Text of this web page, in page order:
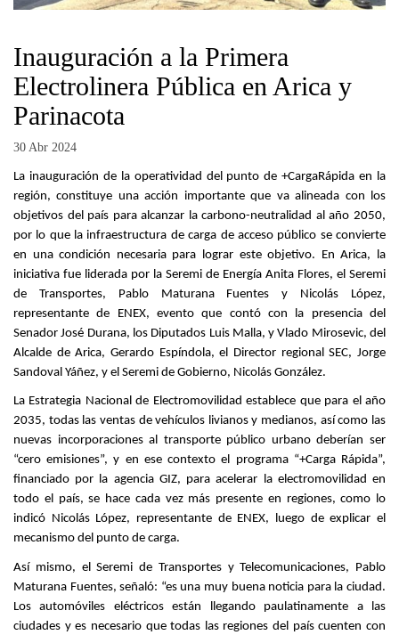
Inauguración a la Primera
Electrolinera Pública en Arica y
Parinacota
30 Abr 2024
La inauguración de la operatividad del punto de +CargaRápida en la
región, constituye una acción importante que va alineada con los
objetivos del país para alcanzar la carbono-neutralidad al año 2050,
por lo que la infraestructura de carga de acceso público se convierte
en una condición necesaria para lograr este objetivo. En Arica, la
iniciativa fue liderada por la Seremi de Energía Anita Flores, el Seremi
de Transportes, Pablo Maturana Fuentes y Nicolás López,
representante de ENEX, evento que contó con la presencia del
Senador José Durana, los Diputados Luis Malla, y Vlado Mirosevic, del
Alcalde de Arica, Gerardo Espíndola, el Director regional SEC, Jorge
Sandoval Yáñez, y el Seremi de Gobierno, Nicolás González.
La Estrategia Nacional de Electromovilidad establece que para el año
2035, todas las ventas de vehículos livianos y medianos, así como las
nuevas incorporaciones al transporte público urbano deberían ser
“cero emisiones”, y en ese contexto el programa “+Carga Rápida”,
financiado por la agencia GIZ, para acelerar la electromovilidad en
todo el país, se hace cada vez más presente en regiones, como lo
indicó Nicolás López, representante de ENEX, luego de explicar el
mecanismo del punto de carga.
Así mismo, el Seremi de Transportes y Telecomunicaciones, Pablo
Maturana Fuentes, señaló: “es una muy buena noticia para la ciudad.
Los automóviles eléctricos están llegando paulatinamente a las
ciudades y es necesario que todas las regiones del país cuenten con